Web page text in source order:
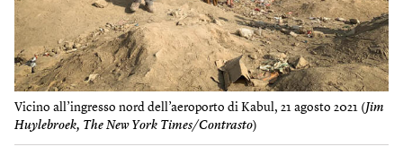
Vicino all’ingresso nord dell’aeroporto di Kabul, 21 agosto 2021 (Jim
Huylebroek, The New York Times/Contrasto)